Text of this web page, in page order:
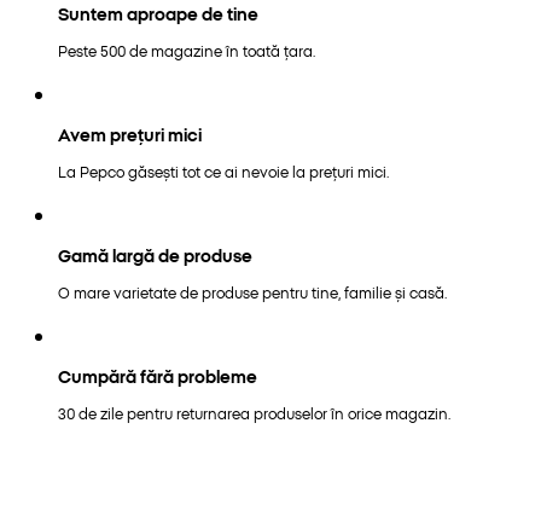
Suntem aproape de tine
Peste 500 de magazine în toată țara.
Avem prețuri mici
La Pepco găsești tot ce ai nevoie la prețuri mici.
Gamă largă de produse
O mare varietate de produse pentru tine, familie și casă.
Cumpără fără probleme
30 de zile pentru returnarea produselor în orice magazin.